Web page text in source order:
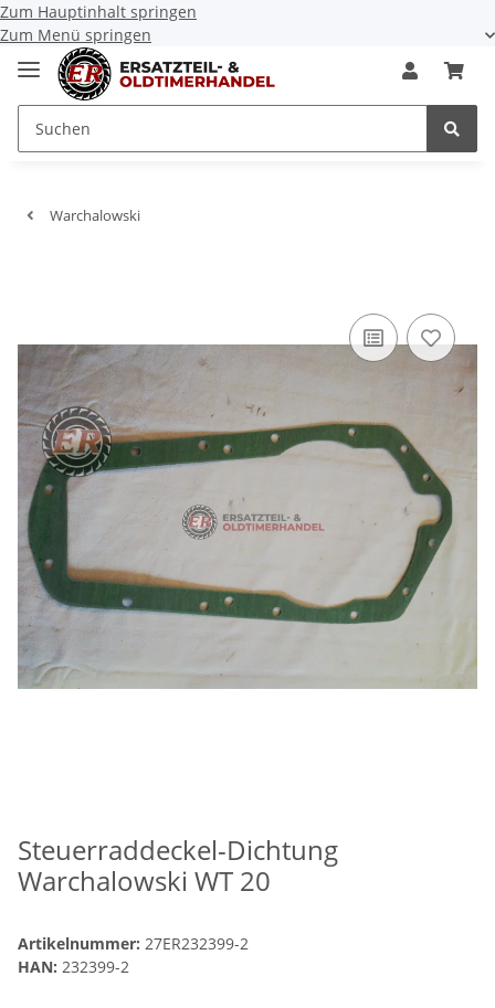
Zum Hauptinhalt springen
Zum Menü springen
Warchalowski
Steuerraddeckel-Dichtung
Warchalowski WT 20
Artikelnummer: 27ER232399-2
HAN: 232399-2